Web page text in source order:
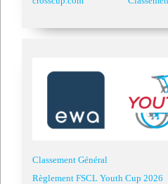
Classement Général
Règlement FSCL Youth Cup 2026